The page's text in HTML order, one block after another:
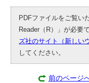
PDFファイルをご覧い
Reader（R）」が必要
ズ社のサイト（新しい
してください。
前のページ